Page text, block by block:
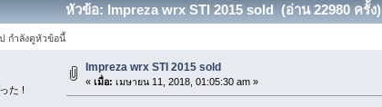
หัวข้อ: Impreza wrx STI 2015 sold (อ่าน 22980 ครั้ง)
กำลังดูหัวข้อนี้
た !
Impreza wrx STI 2015 sold
«เมื่อ: เมษายน 11, 2018, 01:05:30 am »